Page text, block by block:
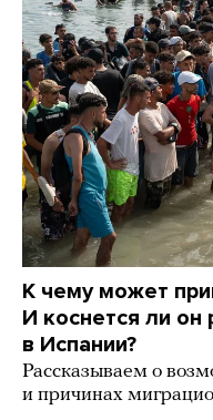
К чему может
И коснется ли он
в Испании?
Рассказываем о
и причинах